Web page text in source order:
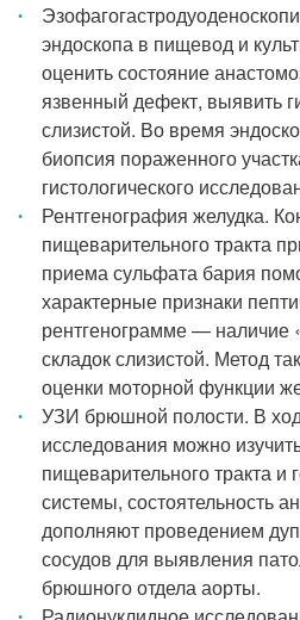
эндоскопа в пищевод и
оценить состояние
язвенный дефект, выявить
слизистой. Во время
биопсия пораженного
гистологического
Рентгенография желудка.
пищеварительного тракта
приема сульфата бария
характерные признаки
рентгенограмме — наличие
складок слизистой. Метод
оценки моторной функции
УЗИ брюшной полости. В
исследования можно
пищеварительного тракта и
системы, состоятельность
дополняют проведением
сосудов для выявления
брюшного отдела аорты.